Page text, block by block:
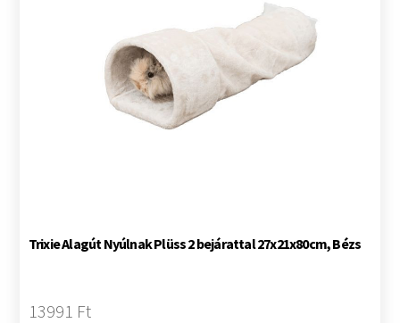
Trixie Alagút Nyúlnak Plüss 2 bejárattal 27x21x80cm, Bézs
13991 Ft